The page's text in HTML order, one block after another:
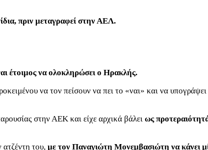
πριν μεταγραφεί στην ΑΕΛ.
έτοιμος να ολοκληρώσει ο Ηρακλής.
να τον πείσουν να πει το «ναι» και να υπογράψει
στην ΑΕΚ και είχε αρχικά βάλει ως
του, με τον Παναγιώτη Μονεμβασιώτη να κάνει